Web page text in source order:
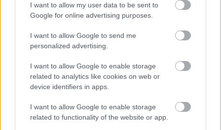
I want to allow my user data to be sent to
Google for online advertising purposes.
I want to allow Google to send me
personalized advertising.
I want to allow Google to enable storage
related to analytics like cookies on web or
device identifiers in apps.
I want to allow Google to enable storage
related to functionality of the website or app.
600 εκατ. ευρώ.